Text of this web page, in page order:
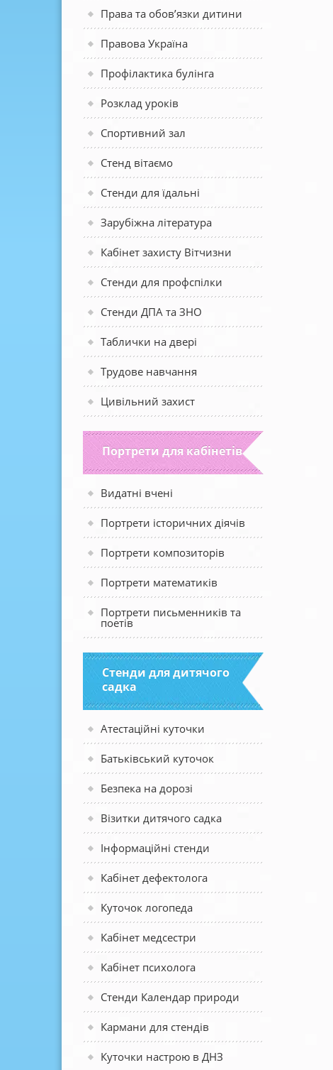
Права та обов’язки дитини
Правова Україна
Профілактика булінга
Розклад уроків
Спортивний зал
Стенд вітаємо
Стенди для їдальні
Зарубіжна література
Кабінет захисту Вітчизни
Стенди для профспілки
Стенди ДПА та ЗНО
Таблички на двері
Трудове навчання
Цивільний захист
Портрети для кабінетів
Видатні вчені
Портрети історичних діячів
Портрети композиторів
Портрети математиків
Портрети письменників та
поетів
Стенди для дитячого
садка
Атестаційні куточки
Батьківський куточок
Безпека на дорозі
Візитки дитячого садка
Інформаційні стенди
Кабінет дефектолога
Куточок логопеда
Кабінет медсестри
Кабінет психолога
Стенди Календар природи
Кармани для стендів
Куточки настрою в ДНЗ